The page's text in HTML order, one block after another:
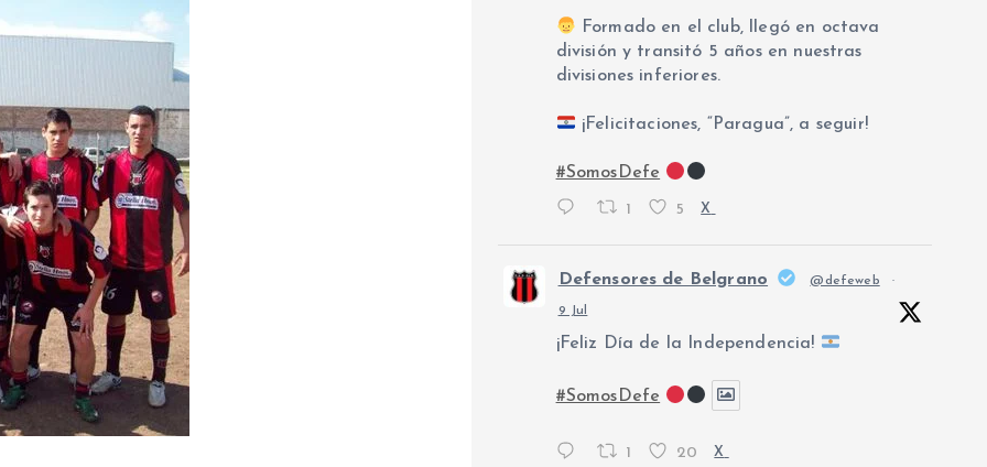
Formado en el club, llegó en octava
división y transitó 5 años en nuestras
divisiones inferiores.
¡Felicitaciones, “Paragua”, a seguir!
#SomosDefe
1 5 X
Defensores de Belgrano @defeweb ·
9 Jul
¡Feliz Día de la Independencia!
#SomosDefe
1 20 X